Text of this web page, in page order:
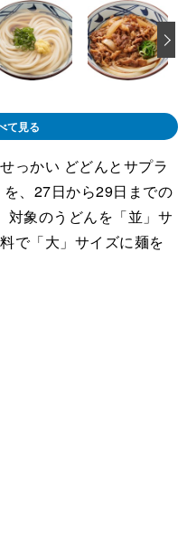
て見る
っかい どどんとサプラ
、27日から29日までの
対象のうどんを「並」サ
で「大」サイズに麺を